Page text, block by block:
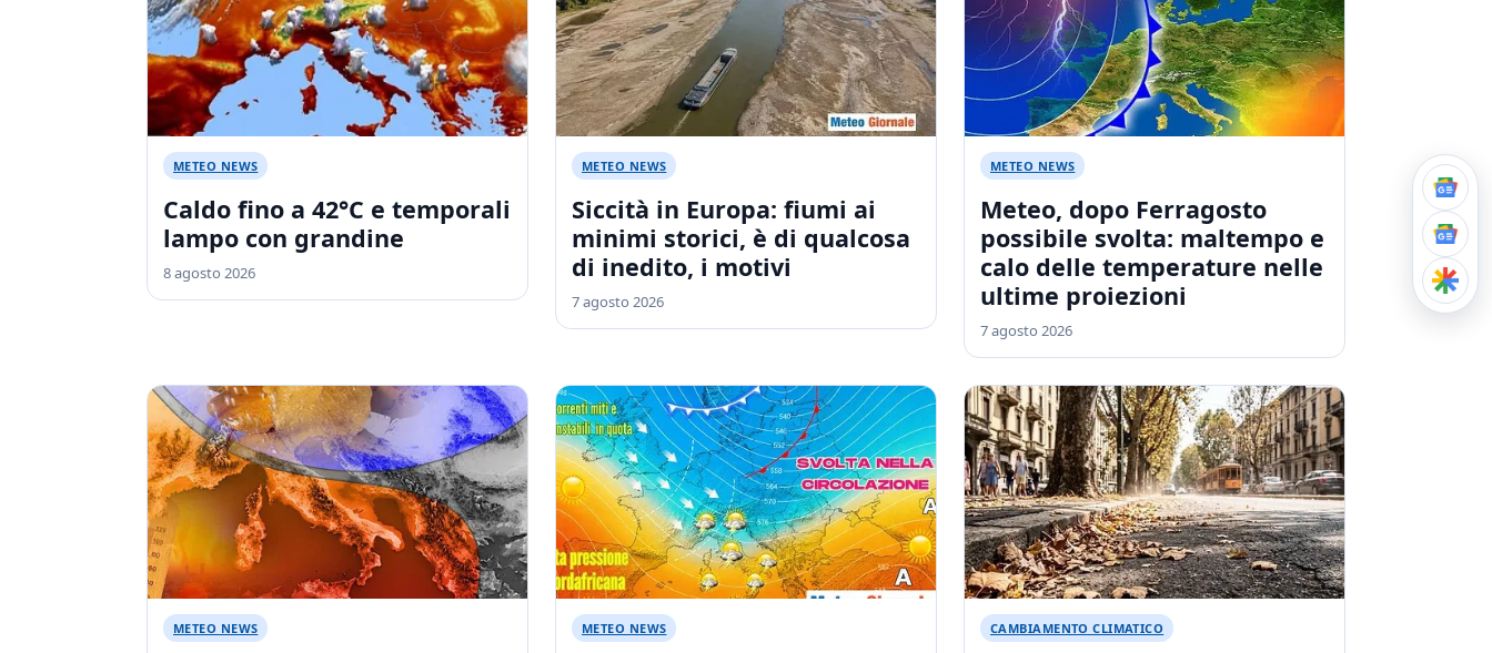
METEO NEWS
Caldo fino a 42°C e temporali
lampo con grandine
8 agosto 2026
METEO NEWS
Siccità in Europa: fiumi ai
minimi storici, è di qualcosa
di inedito, i motivi
7 agosto 2026
METEO NEWS
Meteo, dopo Ferragosto
possibile svolta: maltempo e
calo delle temperature nelle
ultime proiezioni
7 agosto 2026
METEO NEWS METEO NEWS CAMBIAMENTO CLIMATICO